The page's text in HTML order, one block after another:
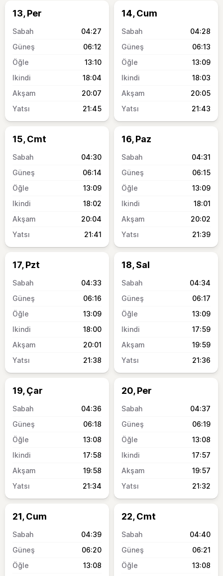
13, Per
04:27
06:12
13:10
18:04
20:07
21:45
14, Cum
04:28
06:13
13:09
18:03
20:05
21:43
15, Cmt
04:30
06:14
13:09
18:02
20:04
21:41
16, Paz
04:31
06:15
13:09
18:01
20:02
21:39
17, Pzt
04:33
06:16
13:09
18:00
20:01
21:38
18, Sal
04:34
06:17
13:09
17:59
19:59
21:36
19, Çar
04:36
06:18
13:08
17:58
19:58
21:34
20, Per
04:37
06:19
13:08
17:57
19:57
21:32
21, Cum
04:39
06:20
13:08
22, Cmt
04:40
06:21
13:08